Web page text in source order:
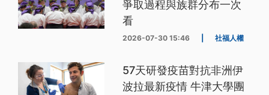
爭取過程與族群分布一次
看
2026-07-30 15:46 社福人權
57天研發疫苗對抗非洲伊
波拉最新疫情 牛津大學團